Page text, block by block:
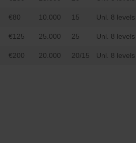
€80 10.000 15 Unl. 8 levels
€125 25.000 25 Unl. 8 levels
€200 20.000 20/15 Unl. 8 levels